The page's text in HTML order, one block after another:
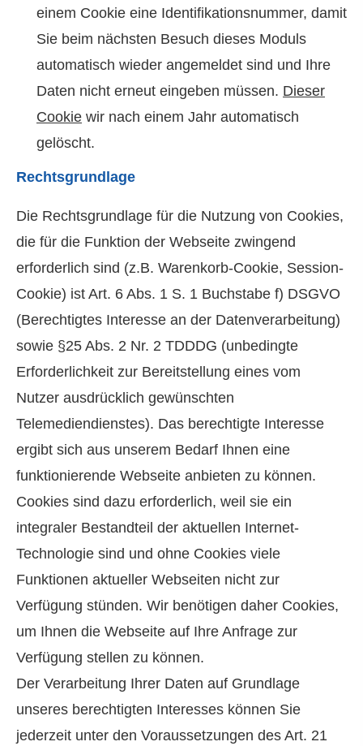
einem Cookie eine Identifikationsnummer, damit
Sie beim nächsten Besuch dieses Moduls
automatisch wieder angemeldet sind und Ihre
Daten nicht erneut eingeben müssen. Dieser
Cookie wir nach einem Jahr automatisch
gelöscht.
Rechtsgrundlage
Die Rechtsgrundlage für die Nutzung von Cookies,
die für die Funktion der Webseite zwingend
erforderlich sind (z.B. Warenkorb-Cookie, Session-
Cookie) ist Art. 6 Abs. 1 S. 1 Buchstabe f) DSGVO
(Berechtigtes Interesse an der Datenverarbeitung)
sowie §25 Abs. 2 Nr. 2 TDDDG (unbedingte
Erforderlichkeit zur Bereitstellung eines vom
Nutzer ausdrücklich gewünschten
Telemediendienstes). Das berechtigte Interesse
ergibt sich aus unserem Bedarf Ihnen eine
funktionierende Webseite anbieten zu können.
Cookies sind dazu erforderlich, weil sie ein
integraler Bestandteil der aktuellen Internet-
Technologie sind und ohne Cookies viele
Funktionen aktueller Webseiten nicht zur
Verfügung stünden. Wir benötigen daher Cookies,
um Ihnen die Webseite auf Ihre Anfrage zur
Verfügung stellen zu können.
Der Verarbeitung Ihrer Daten auf Grundlage
unseres berechtigten Interesses können Sie
jederzeit unter den Voraussetzungen des Art. 21